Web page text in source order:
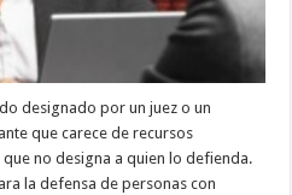
designado por un juez o un
que carece de recursos
no designa a quien lo defienda.
la defensa de personas con